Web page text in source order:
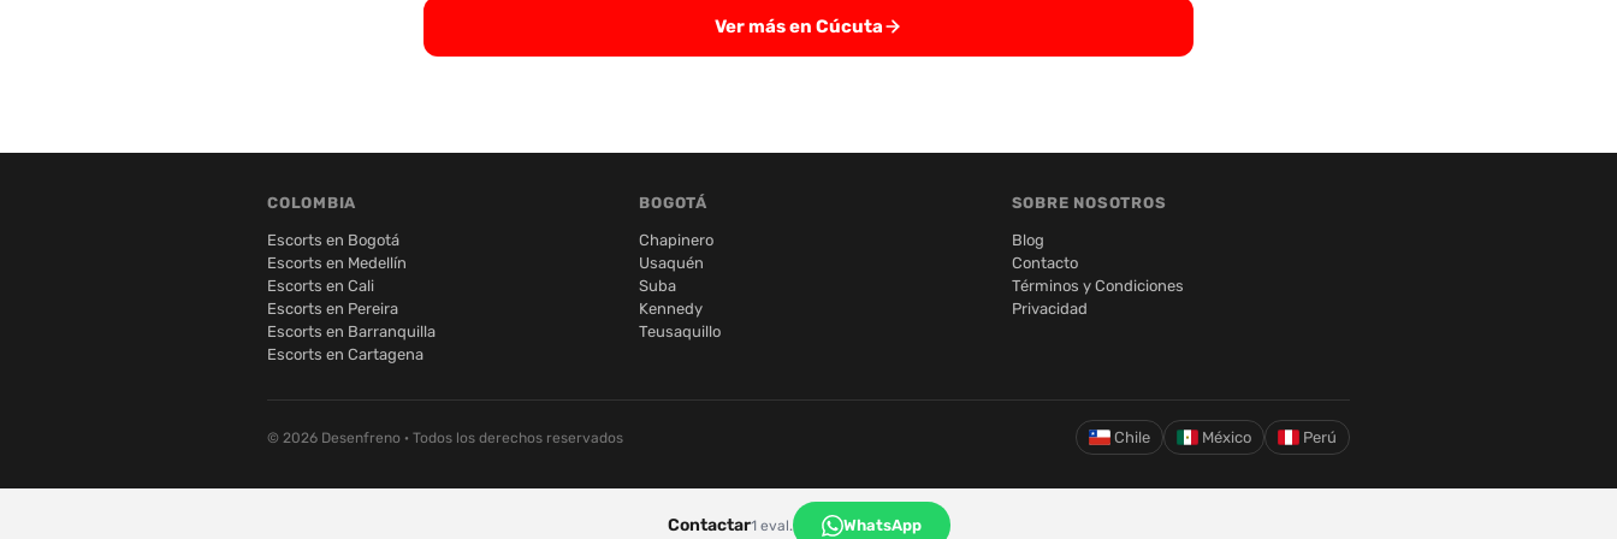
Ver más en Cúcuta
Contactar1 eval. WhatsApp
COLOMBIA
Escorts en Bogotá
Escorts en Medellín
Escorts en Cali
Escorts en Pereira
Escorts en Barranquilla
Escorts en Cartagena
BOGOTÁ
Chapinero
Usaquén
Suba
Kennedy
Teusaquillo
SOBRE NOSOTROS
Blog
Contacto
Términos y Condiciones
Privacidad
© 2026 Desenfreno · Todos los derechos reservados Chile México Perú